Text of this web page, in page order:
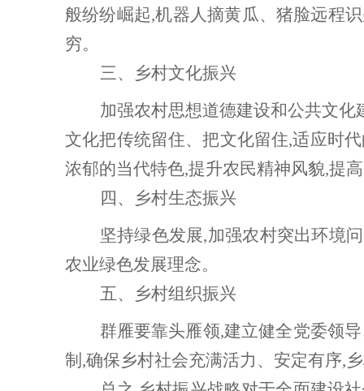
般纷纷崛起,机器人摘黄瓜、猪脸远程
穷。
三、乡村文化振兴
加强农村思想道德建设和公共文化
文化把传统留住、把文化留住,适应时
浓郁的当代特色,提升农民精神风貌,提
四、乡村生态振兴
坚持绿色发展,加强农村突出环境
农业绿色发展理念。
五、乡村组织振兴
群雁要靠头雁领,建立健全党委领
制,确保乡村社会充满活力、安定有序,